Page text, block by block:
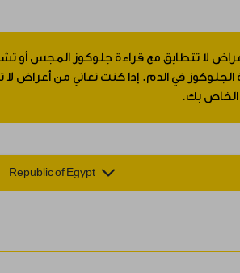
لا تتطابق مع قراءة جلوكوز المجس أو
في الدم. إذا كنت تعاني من أعراض لا
الخاص بك.
Republic of Egypt